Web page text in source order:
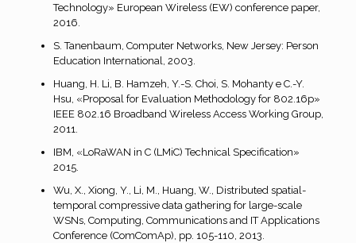
Technology» European Wireless (EW) conference paper,
2016.
S. Tanenbaum, Computer Networks, New Jersey: Person
Education International, 2003.
Huang, H. Li, B. Hamzeh, Y.-S. Choi, S. Mohanty e C.-Y.
Hsu, «Proposal for Evaluation Methodology for 802.16p»
IEEE 802.16 Broadband Wireless Access Working Group,
2011.
IBM, «LoRaWAN in C (LMiC) Technical Specification»
2015.
Wu, X., Xiong, Y., Li, M., Huang, W., Distributed spatial-
temporal compressive data gathering for large-scale
WSNs, Computing, Communications and IT Applications
Conference (ComComAp), pp. 105-110, 2013.